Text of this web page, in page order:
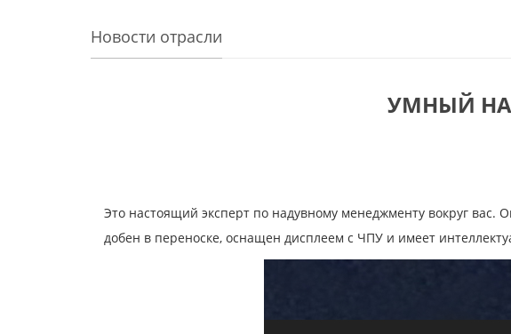
Новости отрасли
УМНЫЙ
Это настоящий эксперт по надувному менеджменту вокруг
добен в переноске, оснащен дисплеем с ЧПУ и имеет